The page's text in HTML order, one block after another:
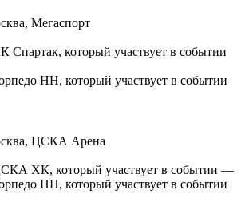
Мегаспорт
ЦСКА Арена
—